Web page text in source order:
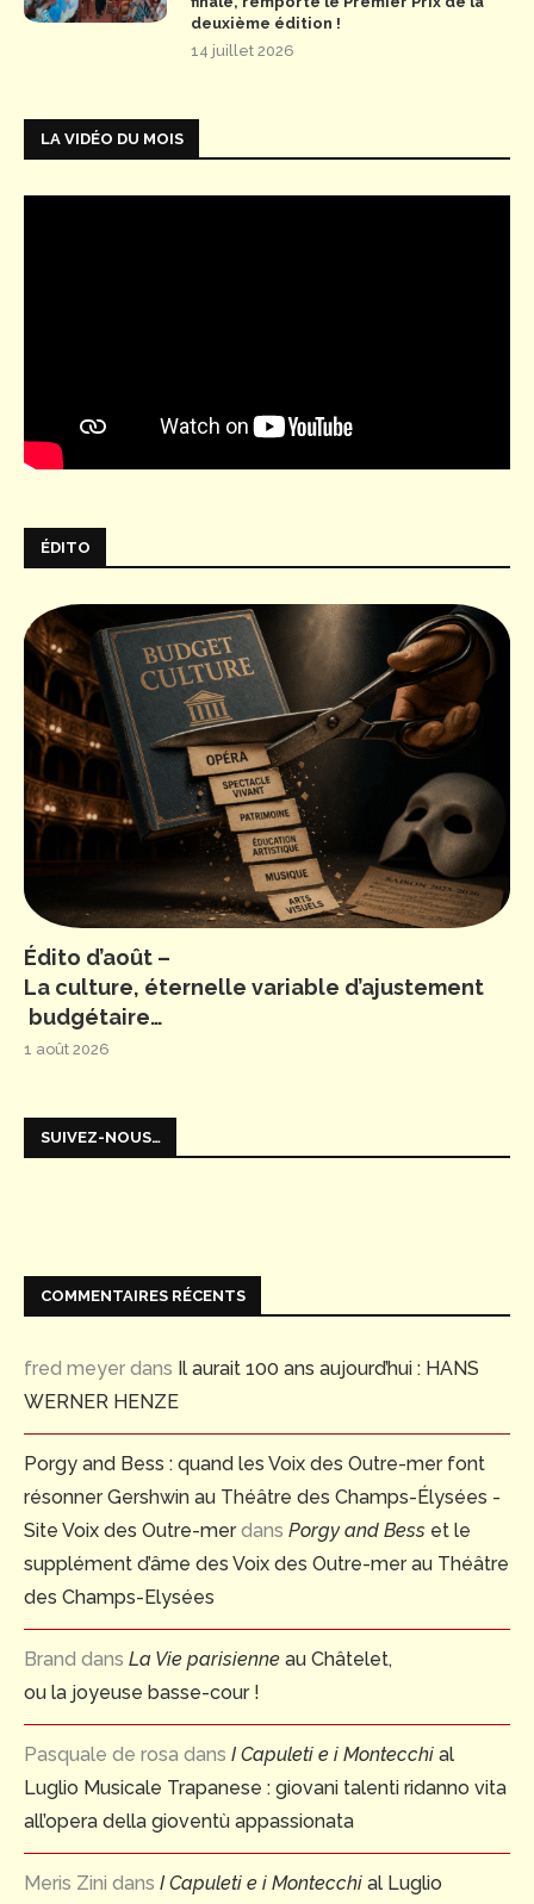
deuxième édition !
14 juillet 2026
LA VIDÉO DU MOIS
ÉDITO
Édito d’août –
La culture, éternelle variable d’ajustement
budgétaire…
1 août 2026
SUIVEZ-NOUS…
COMMENTAIRES RÉCENTS
fred meyer dans Il aurait 100 ans aujourd’hui : HANS
WERNER HENZE
Porgy and Bess : quand les Voix des Outre-mer font
résonner Gershwin au Théâtre des Champs-Élysées -
Site Voix des Outre-merdans Porgy and Bess et le
supplément d’âme des Voix des Outre-mer au Théâtre
des Champs-Elysées
Brand dans La Vie parisienne au Châtelet,
ou la joyeuse basse-cour !
Pasquale de rosa dans I Capuleti e i Montecchi al
Luglio Musicale Trapanese : giovani talenti ridanno vita
all’opera della gioventù appassionata
Meris Zini dans I Capuleti e i Montecchi al Luglio